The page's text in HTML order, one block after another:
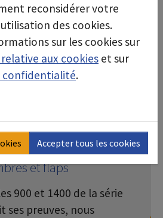
matériel Ecoline 1000
et flaps
900 et 1400 de la série
ses preuves, nous
reconsidérer votre
des cookies.
sur les cookies sur
aux cookies et sur
confidentialité.
Accepter tous les cookies